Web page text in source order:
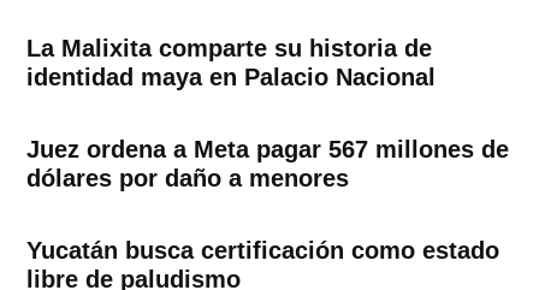
La Malixita comparte su historia de
identidad maya en Palacio Nacional
Juez ordena a Meta pagar 567 millones de
dólares por daño a menores
Yucatán busca certificación como estado
libre de paludismo